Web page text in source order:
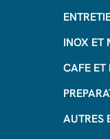
INOX ET
CAFE ET
AUTRES